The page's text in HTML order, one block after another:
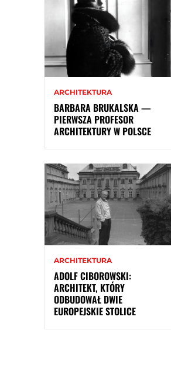
ARCHITEKTURA
BARBARA BRUKALSKA —
PIERWSZA PROFESOR
ARCHITEKTURY W POLSCE
ARCHITEKTURA
ADOLF CIBOROWSKI:
ARCHITEKT, KTÓRY
ODBUDOWAŁ DWIE
EUROPEJSKIE STOLICE